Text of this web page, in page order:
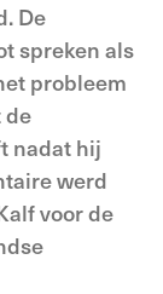
De
spreken als
probleem
de
nadat hij
werd
voor de